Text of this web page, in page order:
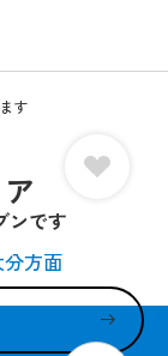
す
ンです
分方面